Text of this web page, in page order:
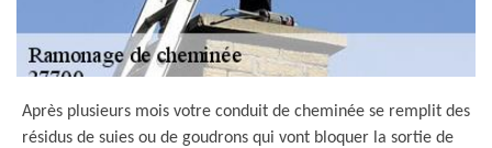
Après plusieurs mois votre conduit de cheminée se remplit des
résidus de suies ou de goudrons qui vont bloquer la sortie de